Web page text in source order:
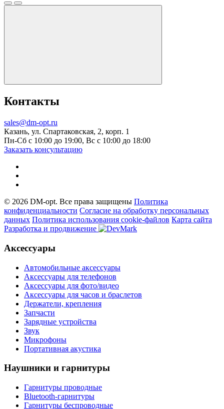
Контакты
sales@dm-opt.ru
Казань, ул. Спартаковская, 2, корп. 1
Пн-Сб с 10:00 до 19:00, Вс с 10:00 до 18:00
Заказать консультацию
© 2026 DM-opt. Все права защищены Политика
конфиденциальности Согласие на обработку персональных
данных Пoлитикa иcпoльзoвaния cookie-фaйлoв Карта сайта
Разработка и продвижение
Аксессуары
Автомобильные аксессуары
Аксессуары для телефонов
Аксессуары для фото/видео
Аксессуары для часов и браслетов
Держатели, крепления
Запчасти
Зарядные устройства
Звук
Микрофоны
Портативная акустика
Наушники и гарнитуры
Гарнитуры проводные
Bluetooth-гарнитуры
Гарнитуры беспроводные